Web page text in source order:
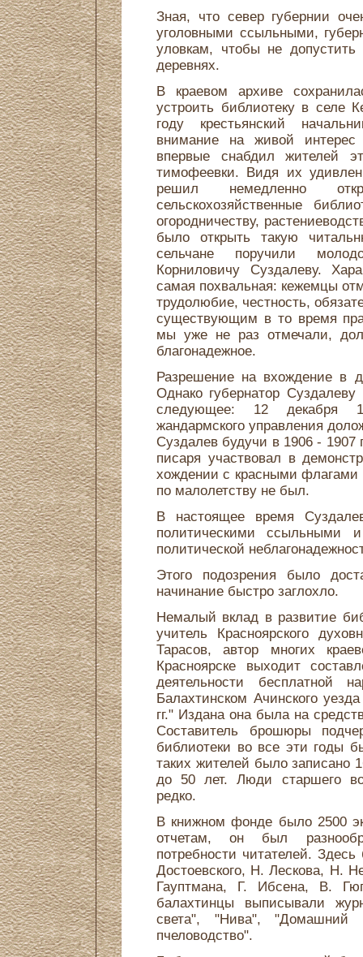
Зная, что север губернии
уголовными ссыльными,
уловкам, чтобы не
деревнях.
В краевом архиве
устроить библиотеку в селе
году крестьянский
внимание на живой
впервые снабдил жителей
тимофеевки. Видя их
решил немедленно
сельскохозяйственные
огородничеству,
было открыть такую
сельчане поручили
Корниловичу Суздалеву.
самая похвальная: кежемцы
трудолюбие, честность,
существующим в то время
мы уже не раз отмечали,
благонадежное.
Разрешение на вхождение в
Однако губернатор
следующее: 12 декабря
жандармского управления
Суздалев будучи в 1906 - 1907
писаря участвовал в
хождении с красными флагами
по малолетству не был.
В настоящее время
политическими ссыльными
политической
Этого подозрения было
начинание быстро заглохло.
Немалый вклад в развитие
учитель Красноярского
Тарасов, автор многих
Красноярске выходит
деятельности бесплатной
Балахтинском Ачинского
гг." Издана она была на
Составитель брошюры
библиотеки во все эти годы
таких жителей было записано
до 50 лет. Люди старшего
редко.
В книжном фонде было 2500
отчетам, он был
потребности читателей.
Достоевского, Н. Лескова, Н.
Гауптмана, Г. Ибсена, В.
балахтинцы выписывали
света", "Нива", "Домашний
пчеловодство".